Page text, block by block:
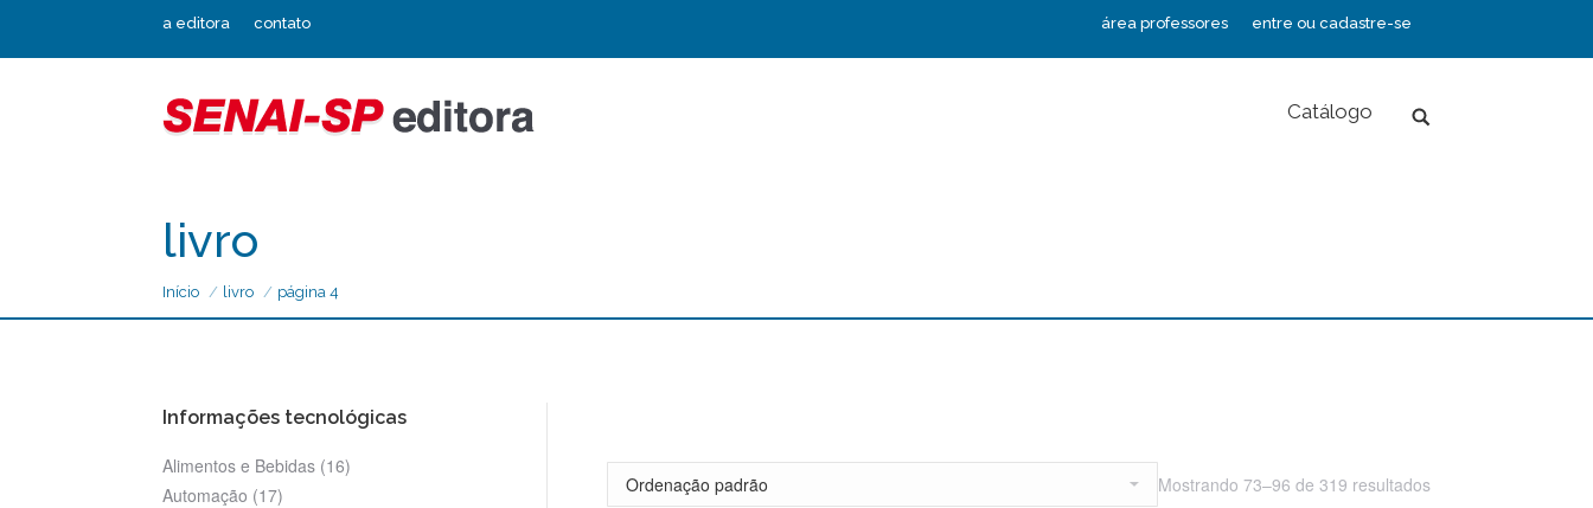
a editora contato área professores entre ou cadastre-se
Catálogo Search:
livro
Início livro página 4
Mostrando 73–96 de 319 resultados
Informações tecnológicas
Alimentos e Bebidas (16)
Automação (17)